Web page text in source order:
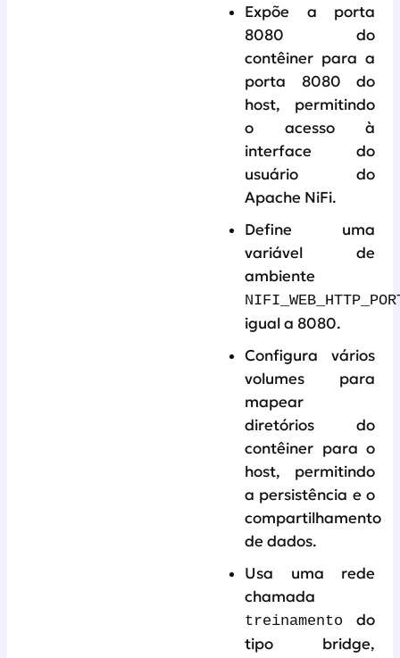
Expõe a porta
8080 do
contêiner para a
porta 8080 do
host, permitindo
o acesso à
interface do
usuário do
Apache NiFi.
Define uma
variável de
ambiente
igual a 8080.
Configura vários
volumes para
mapear
diretórios do
contêiner para o
host, permitindo
a persistência e o
compartilhamento
de dados.
Usa uma rede
chamada
treinamento
do
tipo bridge,